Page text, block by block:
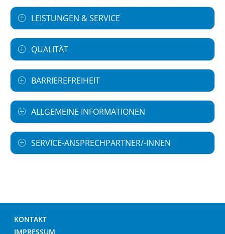
LEISTUNGEN & SERVICE
QUALITÄT
BARRIEREFREIHEIT
ALLGEMEINE INFORMATIONEN
SERVICE-ANSPRECHPARTNER/-INNEN
KONTAKT
IMPRESSUM